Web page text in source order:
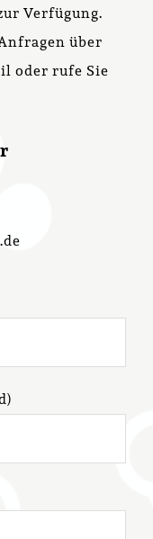
Verfügung.
über
oder rufe Sie